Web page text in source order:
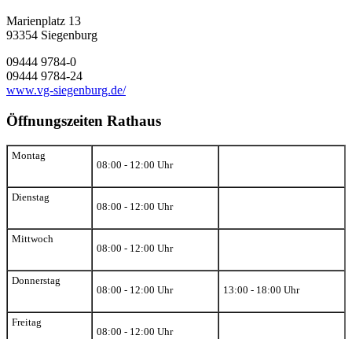
Marienplatz 13
93354 Siegenburg
09444 9784-0
09444 9784-24
www.vg-siegenburg.de/
Öffnungszeiten Rathaus
Montag
08:00 - 12:00 Uhr
Dienstag
08:00 - 12:00 Uhr
Mittwoch
08:00 - 12:00 Uhr
Donnerstag
08:00 - 12:00 Uhr
13:00 - 18:00 Uhr
Freitag
08:00 - 12:00 Uhr